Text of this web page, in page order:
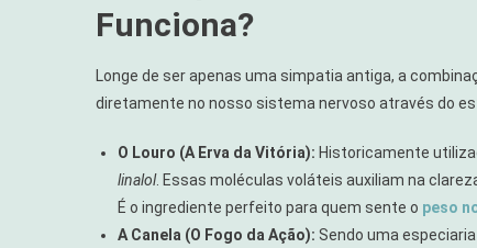
Funciona?
Longe de ser apenas uma simpatia antiga, a
diretamente no nosso sistema nervoso através do
O Louro (A Erva da Vitória): Historicamente
linalol. Essas moléculas voláteis auxiliam na
É o ingrediente perfeito para quem sente o peso
A Canela (O Fogo da Ação): Sendo uma